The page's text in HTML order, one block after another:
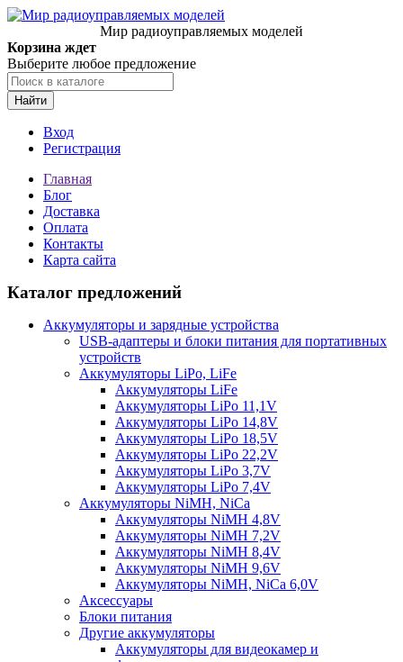
Мир радиоуправляемых моделей
Корзина ждет
Выберите любое предложение
Найти
Вход
Регистрация
Главная
Блог
Доставка
Оплата
Контакты
Карта сайта
Каталог предложений
Аккумуляторы и зарядные устройства
USB-адаптеры и блоки питания для портативных
устройств
Аккумуляторы LiPo, LiFe
Аккумуляторы LiFe
Аккумуляторы LiPo 11,1V
Аккумуляторы LiPo 14,8V
Аккумуляторы LiPo 18,5V
Аккумуляторы LiPo 22,2V
Аккумуляторы LiPo 3,7V
Аккумуляторы LiPo 7,4V
Аккумуляторы NiMH, NiCa
Аккумуляторы NiMH 4,8V
Аккумуляторы NiMH 7,2V
Аккумуляторы NiMH 8,4V
Аккумуляторы NiMH 9,6V
Аккумуляторы NiMH, NiCa 6,0V
Аксессуары
Блоки питания
Другие аккумуляторы
Аккумуляторы для видеокамер и